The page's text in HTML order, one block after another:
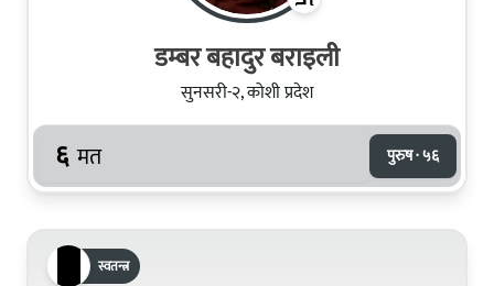
डम्‍बर बहादुर बराइली
सुनसरी-२, कोशी प्रदेश
६ मत पुरुष · ५६
स्वतन्त्र